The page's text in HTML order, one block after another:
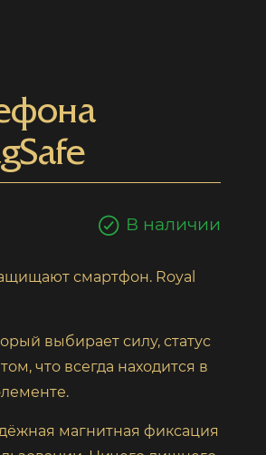
В наличии
смартфон. Royal
выбирает силу, статус
что всегда находится в
магнитная фиксация